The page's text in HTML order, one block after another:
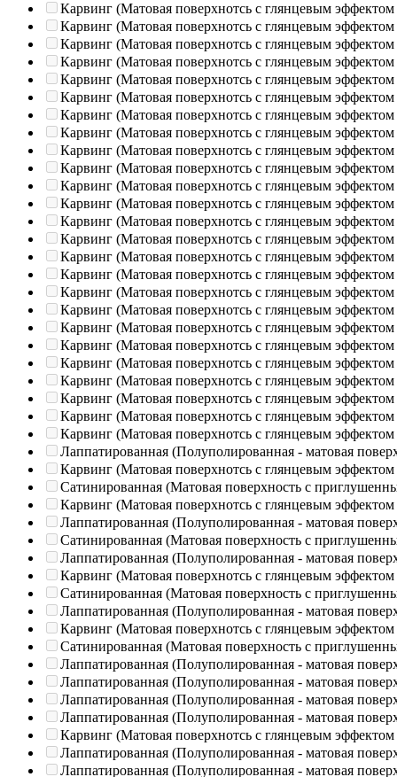
Карвинг (Матовая поверхнотсь с глянцевым эффектом
Карвинг (Матовая поверхнотсь с глянцевым эффектом
Карвинг (Матовая поверхнотсь с глянцевым эффектом
Карвинг (Матовая поверхнотсь с глянцевым эффектом
Карвинг (Матовая поверхнотсь с глянцевым эффектом
Карвинг (Матовая поверхнотсь с глянцевым эффектом
Карвинг (Матовая поверхнотсь с глянцевым эффектом
Карвинг (Матовая поверхнотсь с глянцевым эффектом
Карвинг (Матовая поверхнотсь с глянцевым эффектом
Карвинг (Матовая поверхнотсь с глянцевым эффектом
Карвинг (Матовая поверхнотсь с глянцевым эффектом
Карвинг (Матовая поверхнотсь с глянцевым эффектом
Карвинг (Матовая поверхнотсь с глянцевым эффектом
Карвинг (Матовая поверхнотсь с глянцевым эффектом
Карвинг (Матовая поверхнотсь с глянцевым эффектом
Карвинг (Матовая поверхнотсь с глянцевым эффектом
Карвинг (Матовая поверхнотсь с глянцевым эффектом
Карвинг (Матовая поверхнотсь с глянцевым эффектом
Карвинг (Матовая поверхнотсь с глянцевым эффектом
Карвинг (Матовая поверхнотсь с глянцевым эффектом
Карвинг (Матовая поверхнотсь с глянцевым эффектом
Карвинг (Матовая поверхнотсь с глянцевым эффектом
Карвинг (Матовая поверхнотсь с глянцевым эффектом
Карвинг (Матовая поверхнотсь с глянцевым эффектом
Карвинг (Матовая поверхнотсь с глянцевым эффектом
Лаппатированная (Полуполированная - матовая
Карвинг (Матовая поверхнотсь с глянцевым эффектом
Сатинированная (Матовая поверхность с
Карвинг (Матовая поверхнотсь с глянцевым эффектом
Лаппатированная (Полуполированная - матовая
Сатинированная (Матовая поверхность с
Лаппатированная (Полуполированная - матовая
Карвинг (Матовая поверхнотсь с глянцевым эффектом
Сатинированная (Матовая поверхность с
Лаппатированная (Полуполированная - матовая
Карвинг (Матовая поверхнотсь с глянцевым эффектом
Сатинированная (Матовая поверхность с
Лаппатированная (Полуполированная - матовая
Лаппатированная (Полуполированная - матовая
Лаппатированная (Полуполированная - матовая
Лаппатированная (Полуполированная - матовая
Карвинг (Матовая поверхнотсь с глянцевым эффектом
Лаппатированная (Полуполированная - матовая
Лаппатированная (Полуполированная - матовая